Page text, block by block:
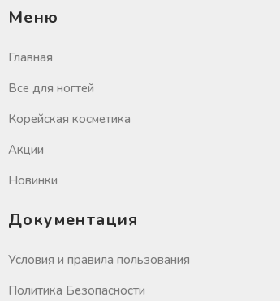
Меню
Главная
Все для ногтей
Корейская косметика
Акции
Новинки
Документация
Условия и правила пользования
Политика Безопасности